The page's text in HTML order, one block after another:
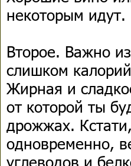
некоторым идут.
Второе. Важно
слишком
Жирная и
от которой ты
дрожжах.
одновременно,
углеводов и